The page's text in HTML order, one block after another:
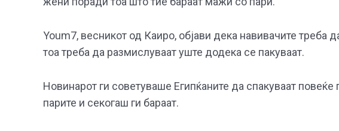
Youm7, весникот од Каиро, објави дека навивачите треба
тоа треба да размислуваат уште додека се пакуваат.
Новинарот ги советуваше Египќаните да спакуваат повеќе
парите и секогаш ги бараат.